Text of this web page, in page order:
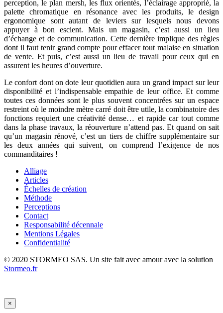
perception, le plan mersh, les flux orientés, l’éclairage approprié, la
palette chromatique en résonance avec les produits, le design
ergonomique sont autant de leviers sur lesquels nous devons
appuyer à bon escient. Mais un magasin, c’est aussi un lieu
d’échange et de communication. Cette dernière implique des règles
dont il faut tenir grand compte pour effacer tout malaise en situation
de vente. Et puis, c’est aussi un lieu de travail pour ceux qui en
assurent les heures d’ouverture.
Le confort dont on dote leur quotidien aura un grand impact sur leur
disponibilité et l’indispensable empathie de leur office. Et comme
toutes ces données sont le plus souvent concentrées sur un espace
restreint où le moindre mètre carré doit être utile, la combinatoire des
fonctions requiert une créativité dense… et rapide car tout comme
dans la phase travaux, la réouverture n’attend pas. Et quand on sait
qu’un magasin rénové, c’est un tiers de chiffre supplémentaire sur
les deux années qui suivent, on comprend l’exigence de nos
commanditaires !
Alliage
Articles
Échelles de création
Méthode
Perceptions
Contact
Responsabilité décennale
Mentions Légales
Confidentialité
© 2020 STORMEO SAS. Un site fait avec amour avec la solution
Stormeo.fr
×